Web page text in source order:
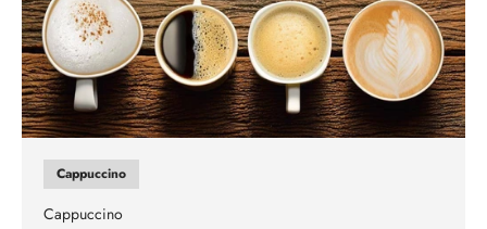
Cappuccino
Cappuccino